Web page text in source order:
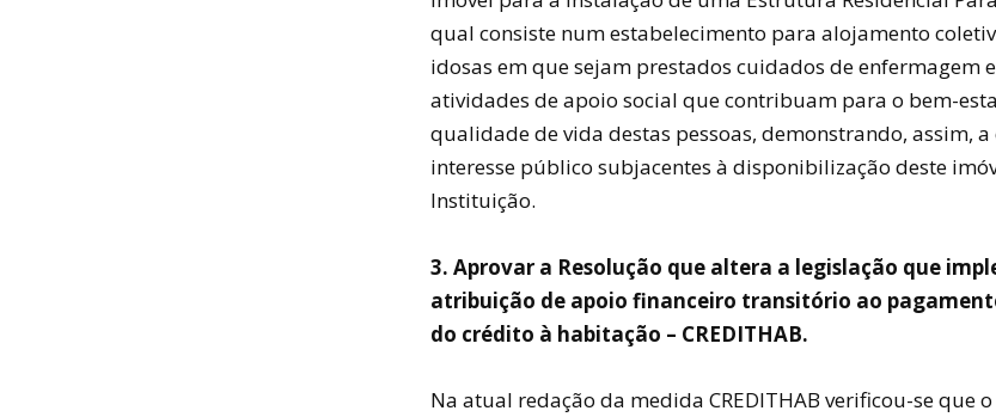
qual consiste num estabelecimento para alojamento
idosas em que sejam prestados cuidados de enfermagem
atividades de apoio social que contribuam para o bem-
qualidade de vida destas pessoas, demonstrando, assim, a
interesse público subjacentes à disponibilização deste
Instituição.
3. Aprovar a Resolução que altera a legislação que
atribuição de apoio financeiro transitório ao
do crédito à habitação – CREDITHAB.
Na atual redação da medida CREDITHAB verificou-se que